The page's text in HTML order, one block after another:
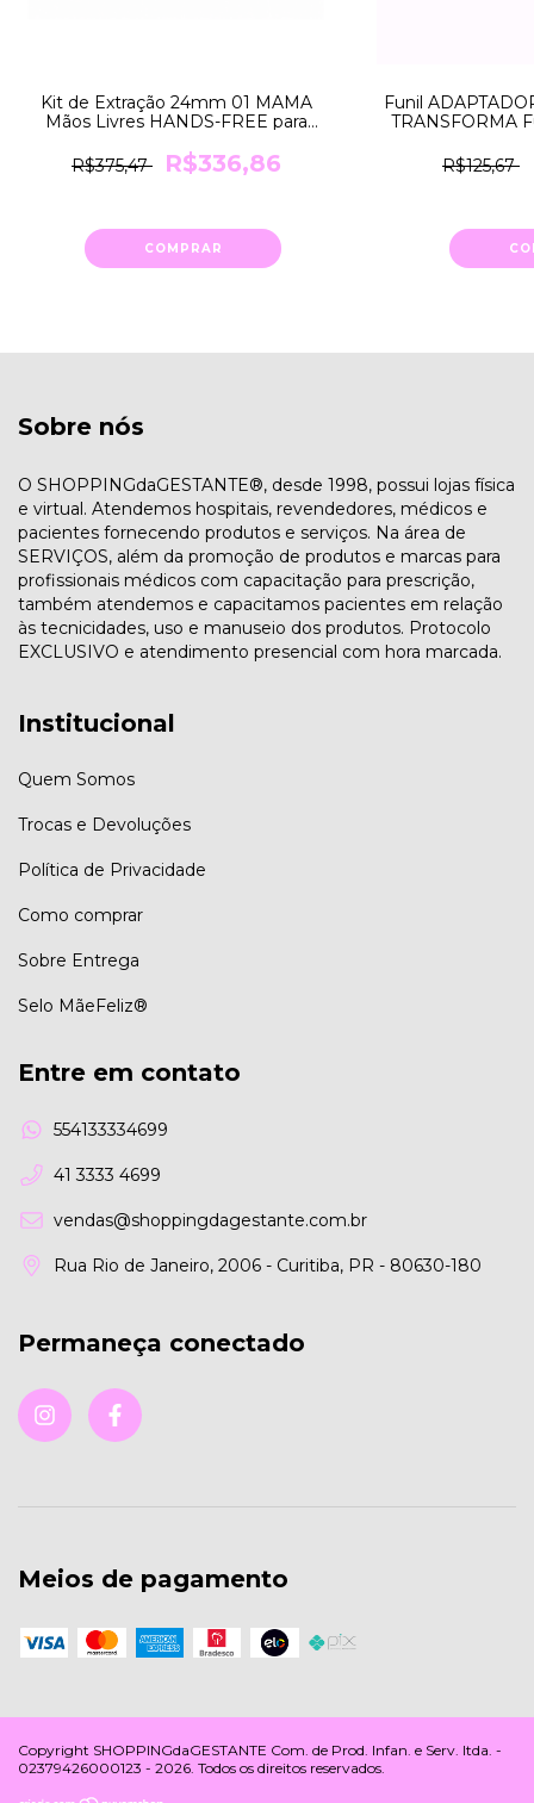
Kit de Extração 24mm 01 MAMA
Mãos Livres HANDS-FREE para
R$375,47
R$336,86
COMPRAR
Funil
TRANSFORMA
R$125,67
Sobre nós
O SHOPPINGdaGESTANTE®, desde 1998, possui lojas física
e virtual. Atendemos hospitais, revendedores, médicos e
pacientes fornecendo produtos e serviços. Na área de
SERVIÇOS, além da promoção de produtos e marcas para
profissionais médicos com capacitação para prescrição,
também atendemos e capacitamos pacientes em relação
às tecnicidades, uso e manuseio dos produtos. Protocolo
EXCLUSIVO e atendimento presencial com hora marcada.
Institucional
Quem Somos
Trocas e Devoluções
Política de Privacidade
Como comprar
Sobre Entrega
Selo MãeFeliz®
Entre em contato
554133334699
41 3333 4699
vendas@shoppingdagestante.com.br
Rua Rio de Janeiro, 2006 - Curitiba, PR - 80630-180
Permaneça conectado
Meios de pagamento
Copyright SHOPPINGdaGESTANTE Com. de Prod. Infan. e Serv. ltda. -
02379426000123 - 2026. Todos os direitos reservados.